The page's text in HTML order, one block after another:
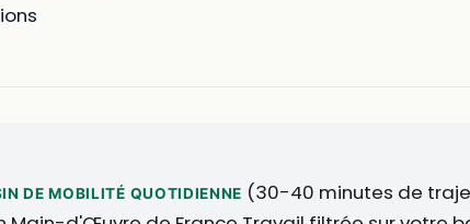
DE MOBILITÉ QUOTIDIENNE (30-40 minutes de